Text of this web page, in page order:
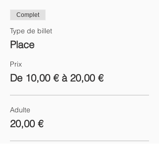
Complet
Type de billet
Place
Prix
De 10,00 € à 20,00 €
Adulte
20,00 €